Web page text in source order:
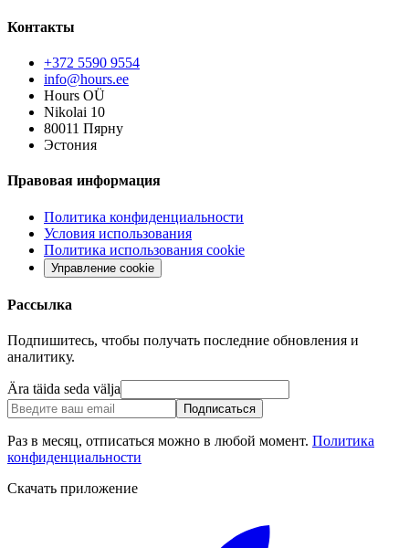
Контакты
+372 5590 9554
info@hours.ee
Hours OÜ
Nikolai 10
80011 Пярну
Эстония
Правовая информация
Политика конфиденциальности
Условия использования
Политика использования cookie
Управление cookie
Рассылка
Подпишитесь, чтобы получать последние обновления и
аналитику.
Ära täida seda välja
Подписаться
Раз в месяц, отписаться можно в любой момент. Политика
конфиденциальности
Скачать приложение